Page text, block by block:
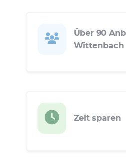
Über 90
Wittenbach
Zeit sparen